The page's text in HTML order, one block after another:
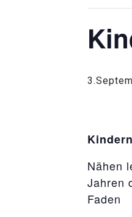
Nähen
Jahren
Faden